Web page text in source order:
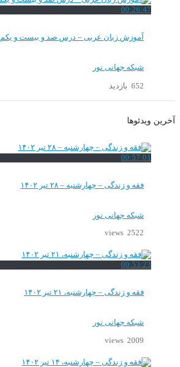
00:26:47
آموزش زبان عربی – درس صد و بيست و يكم
شبکه جهانی نور
652 بازدید
آخرین ویدئوها
00:57:01
فقه و زندگی – چهارشنبه – ۲۸ تیر ۱۴۰۲
شبکه جهانی نور
2522 views
00:53:23
فقه و زندگی – چهارشنبه، ۲۱ تیر ۱۴۰۲
شبکه جهانی نور
2009 views